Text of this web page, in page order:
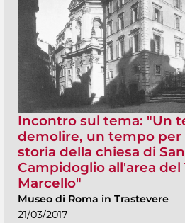
Incontro sul tema: "Un
demolire, un tempo per
storia della chiesa di
Campidoglio all'area del
Marcello"
Museo di Roma in Trastevere
21/03/2017